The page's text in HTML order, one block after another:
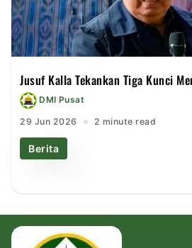
Jusuf Kalla Tekankan Tiga Kunci
DMI Pusat
29 Jun 2026 2 minute read
Berita